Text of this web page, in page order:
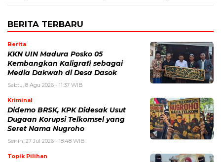
BERITA TERBARU
Berita
KKN UIN Madura Posko 05
Kembangkan Kaligrafi sebagai
Media Dakwah di Desa Dasok
Sabtu, 8 Agu 2026 - 11:37 WIB
Kriminal
Didemo BRSK, KPK Didesak Usut
Dugaan Korupsi Telkomsel yang
Seret Nama Nugroho
Senin, 27 Jul 2026 - 18:48 WIB
Topik Pilihan